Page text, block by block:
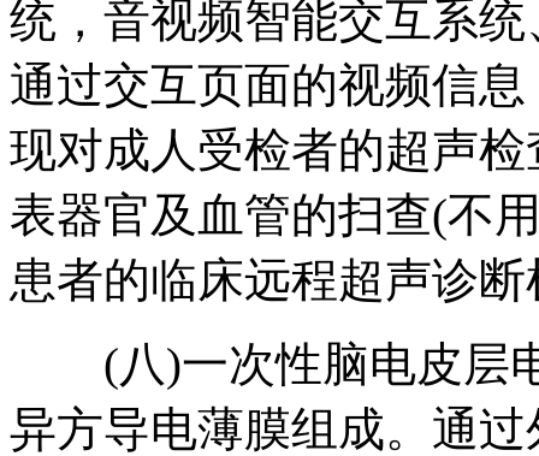
统，音视频智能交互系
通过交互页面的视频信
现对成人受检者的超声
表器官及血管的扫查(不
患者的临床远程超声诊
(八)一次性脑电皮层
异方导电薄膜组成。通